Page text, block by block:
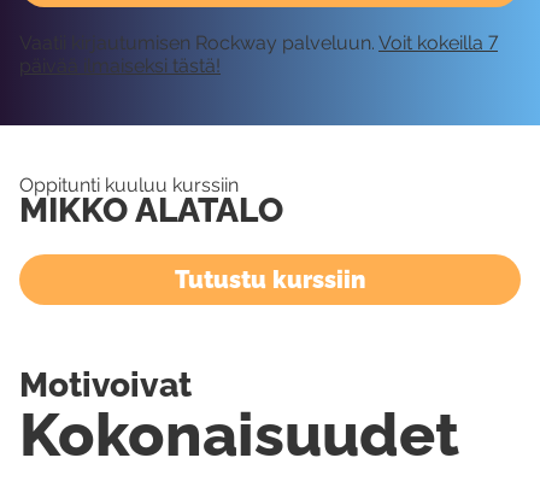
Vaatii kirjautumisen Rockway palveluun. Voit kokeilla 7
päivää ilmaiseksi tästä!
Oppitunti kuuluu kurssiin
MIKKO ALATALO
Tutustu kurssiin
Kokonaisuudet
Motivoivat